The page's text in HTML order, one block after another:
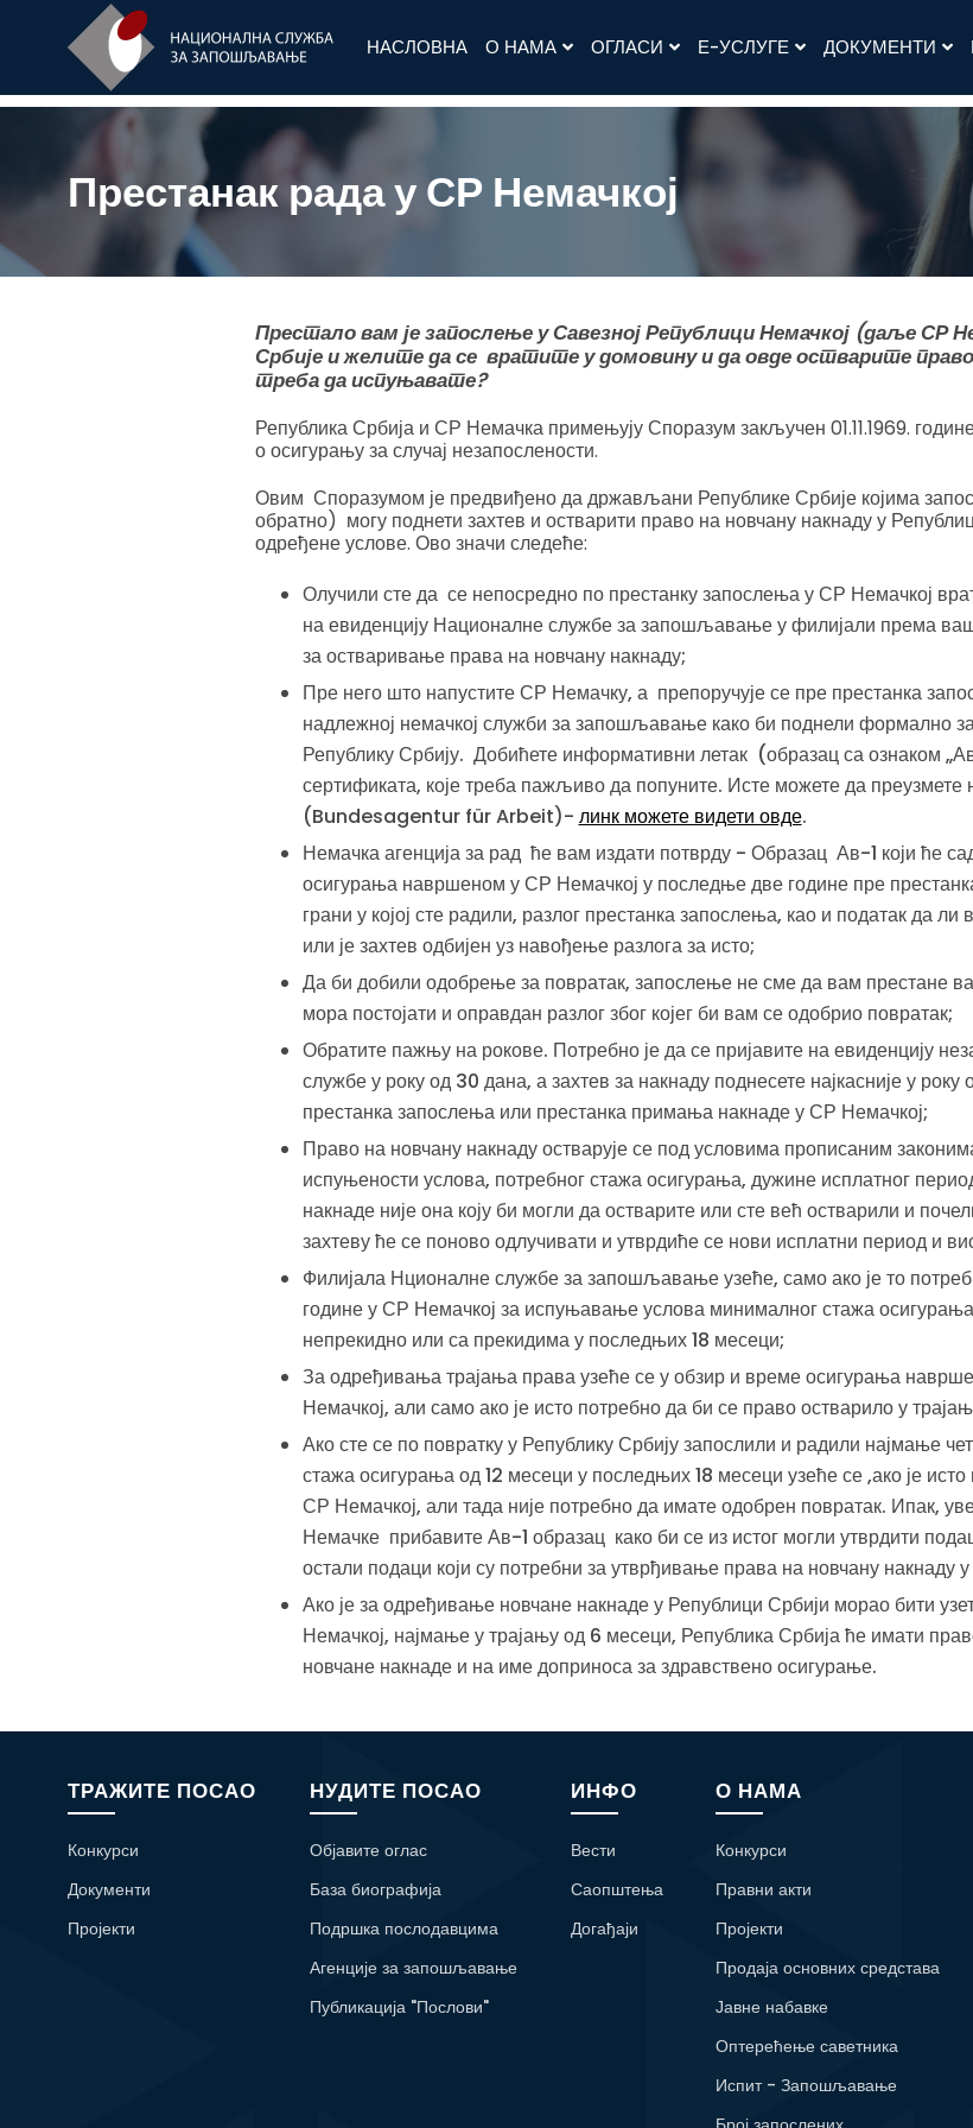
НАСЛОВНА О НАМА ОГЛАСИ Е-УСЛУГЕ ДОКУМЕНТИ
Престанак рада у СР Немачкој
Престало вам је запослење у Савезној Републици Немачкој (даље СР
Србије и желите да се вратите у домовину и да овде остварите право
треба да испуњавате?
Република Србија и СР Немачка примењују Споразум закључен 01.11.1969.
о осигурању за случај незапослености.
Овим Споразумом је предвиђено да држављани Републике Србије којима
обратно) могу поднети захтев и остварити право на новчану накнаду у
одређене услове. Ово значи следеће:
Олучили сте да се непосредно по престанку запослења у СР Немачкој
на евиденцију Националне службе за запошљавање у филијали према
за остваривање права на новчану накнаду;
Пре него што напустите СР Немачку, а препоручује се пре престанка
надлежној немачкој служби за запошљавање како би поднели формално
Републику Србију. Добићете информативни летак (образац са ознаком
сертификата, које треба пажљиво да попуните. Исте можете да преузмете
(Bundesagentur für Arbeit)- линк можете видети овде.
Немачка агенција за рад ће вам издати потврду - Образац Ав-1 који ће
осигурања навршеном у СР Немачкој у последње две године пре
грани у којој сте радили, разлог престанка запослења, као и податак да
или је захтев одбијен уз навођење разлога за исто;
Да би добили одобрење за повратак, запослење не сме да вам престане
мора постојати и оправдан разлог због којег би вам се одобрио повратак;
Обратите пажњу на рокове. Потребно је да се пријавите на евиденцију
службе у року од 30 дана, а захтев за накнаду поднесете најкасније у
престанка запослења или престанка примања накнаде у СР Немачкој;
Право на новчану накнаду остварује се под условима прописаним
испуњености услова, потребног стажа осигурања, дужине исплатног
накнаде није она коју би могли да остварите или сте већ остварили и
захтеву ће се поново одлучивати и утврдиће се нови исплатни период и
Филијала Нционалне службе за запошљавање узеће, само ако је то
године у СР Немачкој за испуњавање услова минималног стажа
непрекидно или са прекидима у последњих 18 месеци;
За одређивања трајања права узеће се у обзир и време осигурања
Немачкој, али само ако је исто потребно да би се право остварило у
Ако сте се по повратку у Републику Србију запослили и радили најмање
стажа осигурања од 12 месеци у последњих 18 месеци узеће се ,ако је
СР Немачкој, али тада није потребно да имате одобрен повратак. Ипак,
Немачке прибавите Ав-1 образац како би се из истог могли утврдити
остали подаци који су потребни за утврђивање права на новчану накнаду
Ако је за одређивање новчане накнаде у Републици Србији морао бити
Немачкој, најмање у трајању од 6 месеци, Република Србија ће имати
новчане накнаде и на име доприноса за здравствено осигурање.
ТРАЖИТЕ ПОСАО
Конкурси
Документи
Пројекти
НУДИТЕ ПОСАО
Објавите оглас
База биографија
Подршка послодавцима
Агенције за запошљавање
Публикација "Послови"
ИНФО
Вести
Саопштења
Догађаји
О НАМА
Конкурси
Правни акти
Пројекти
Продаја основних средстава
Јавне набавке
Оптерећење саветника
Испит - Запошљавање